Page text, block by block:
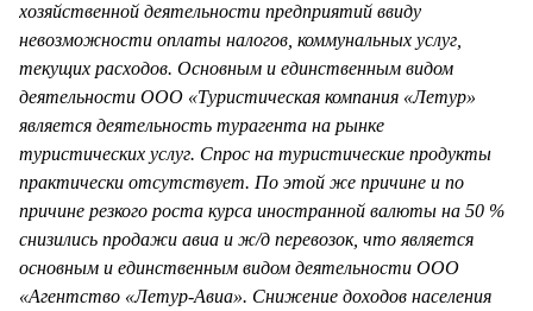
хозяйственной деятельности предприятий ввиду
невозможности оплаты налогов, коммунальных услуг,
текущих расходов. Основным и единственным видом
деятельности ООО «Туристическая компания «Летур»
является деятельность турагента на рынке
туристических услуг. Спрос на туристические продукты
практически отсутствует. По этой же причине и по
причине резкого роста курса иностранной валюты на 50 %
снизились продажи авиа и ж/д перевозок, что является
основным и единственным видом деятельности ООО
«Агентство «Летур-Авиа». Снижение доходов населения